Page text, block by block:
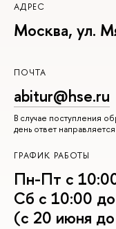
АДРЕС
Москва, ул.
ПОЧТА
abitur@hse.ru
В случае поступления
день ответ
ГРАФИК РАБОТЫ
Пн-Пт с
Сб с 10:00
(с 20 июня до